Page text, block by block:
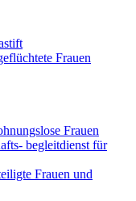
Frauen
Frauen
begleitdienst für
Frauen und